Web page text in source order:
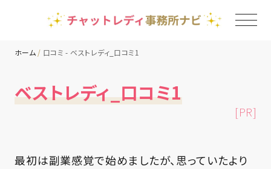
地域別ランキング
ホーム 口コミ - ベストレディ_口コミ1
ベストレディ_口コミ1
[PR]
最初は副業感覚で始めましたが、思っていたより